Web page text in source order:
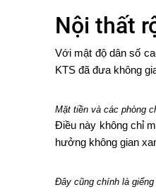
Nội thất
Với mật độ dân số
KTS đã đưa không
Mặt tiền và các phòng
Điều này không chỉ
hưởng không gian
Đây cũng chính là